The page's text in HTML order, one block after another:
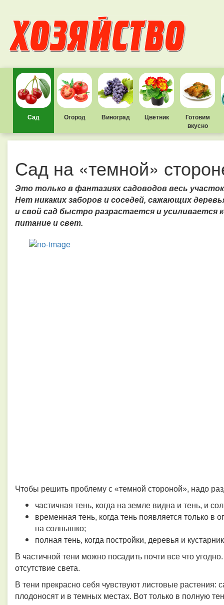
Сад Огород Виноград Цветник
Готовим
вкусно
Сад на «темной»
Это только в фантазиях садоводов весь
Нет никаких заборов и соседей, сажающих
и свой сад быстро разрастается и усиливается
питание и свет.
Чтобы решить проблему с «темной стороной», надо
частичная тень, когда на земле видна и тень, и
временная тень, когда тень появляется только в
на солнышко;
полная тень, когда постройки, деревья и
В частичной тени можно посадить почти все что
отсутствие света.
В тени прекрасно себя чувствуют листовые растения:
плодоносят и в темных местах. Вот только в полную